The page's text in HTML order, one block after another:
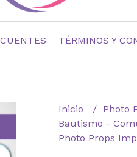
TÉRMINOS Y
Inicio Photo
Bautismo -
Photo Props